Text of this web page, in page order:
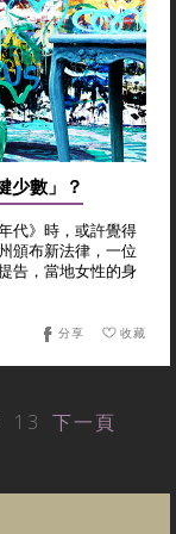
少數」？
代》時，或許覺得
頒布新法律，一位
告，當地女性的身
收藏
分享
13 下一頁